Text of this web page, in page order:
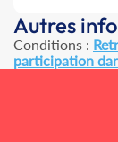
Autres
Conditions :
participation